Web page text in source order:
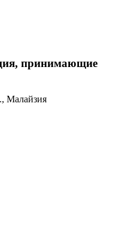
принимающие
Малайзия